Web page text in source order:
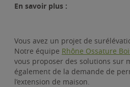
En savoir plus :
Vous avez un projet de
Notre équipe Rhône Ossature
vous proposer des solutions sur
également de la demande de
l’extension de maison.